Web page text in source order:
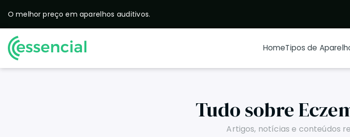
O melhor preço em aparelhos auditivos.
HomeTipos de
Tudo sobre
Artigos, notícias e conteúdos